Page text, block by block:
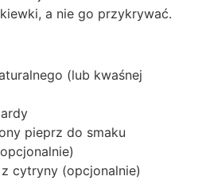
a nie go przykrywać.
(lub kwaśnej
pieprz do smaku
cytryny (opcjonalnie)